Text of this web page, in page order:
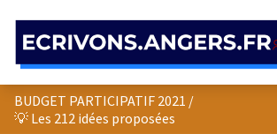
BUDGET PARTICIPATIF 2021 /
💡 Les 212 idées proposées